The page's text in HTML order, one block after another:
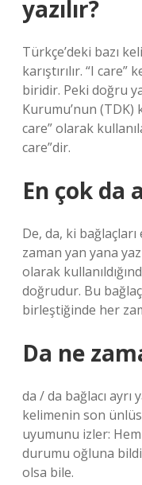
yazılır?
Türkçe’deki bazı
karıştırılır. “I
biridir. Peki doğru
Kurumu’nun (TDK)
care” olarak
care”dir.
En çok da
De, da, ki bağlaçları
zaman yan yana
olarak
doğrudur. Bu
birleştiğinde her
Da ne
da / da bağlacı ayrı
kelimenin son
uyumunu izler: Hem
durumu oğluna
olsa bile.